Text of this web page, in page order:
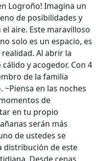
Logroño! Imagina un
de posibilidades y
aire. Este maravilloso
solo es un espacio, es
Al abrir la
y acogedor. Con 4
de la familia
en las noches
de
en tu propio
serán más
de ustedes se
distribución de este